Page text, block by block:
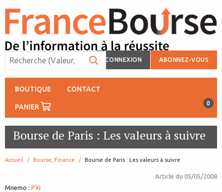
CONNEXION ABONNEZ-VOUS
BOUTIQUE CONTACT
PANIER 0
Bourse de Paris : Les valeurs à suivre
Accueil Bourse, Finance page:
Bourse de Paris : Les valeurs à suivre
Article du 05/05/2008
Mnemo : PXI